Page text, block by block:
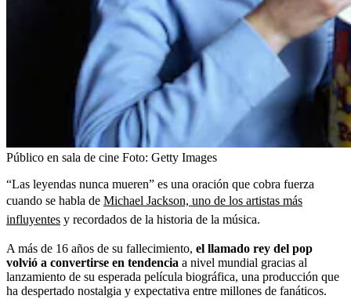
Público en sala de cine Foto: Getty Images
“Las leyendas nunca mueren” es una oración que cobra fuerza
cuando se habla de Michael Jackson, uno de los artistas más
influyentes y recordados de la historia de la música.
A más de 16 años de su fallecimiento, el llamado rey del pop
volvió a convertirse en tendencia a nivel mundial gracias al
lanzamiento de su esperada película biográfica, una producción que
ha despertado nostalgia y expectativa entre millones de fanáticos.